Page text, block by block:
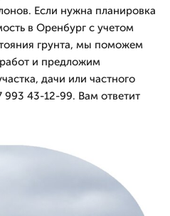
Если нужна планировка
в Оренбург с учетом
грунта, мы поможем
и предложим
дачи или частного
993 43-12-99. Вам ответит